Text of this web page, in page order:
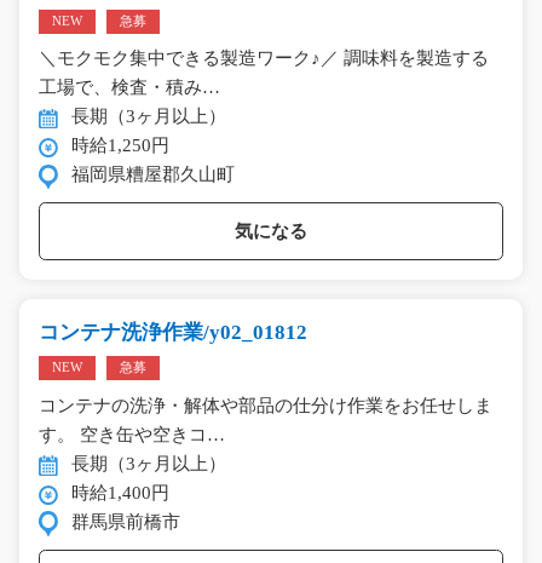
NEW 急募
＼モクモク集中できる製造ワーク♪／ 調味料を製造する
工場で、検査・積み…
長期（3ヶ月以上）
時給1,250円
福岡県糟屋郡久山町
気になる
コンテナ洗浄作業/y02_01812
NEW 急募
コンテナの洗浄・解体や部品の仕分け作業をお任せしま
す。 空き缶や空きコ…
長期（3ヶ月以上）
時給1,400円
群馬県前橋市